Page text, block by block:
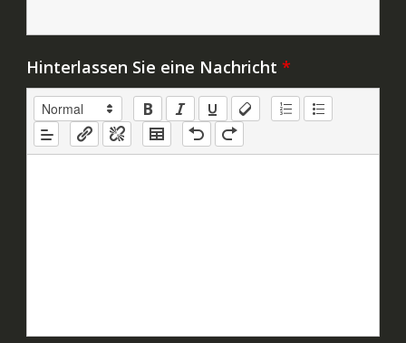
Hinterlassen Sie eine Nachricht *